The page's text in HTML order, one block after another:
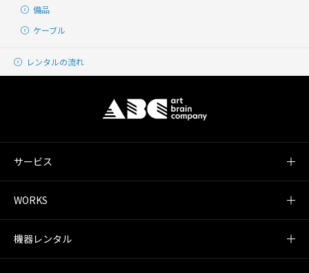
備品
ケーブル
レンタルの流れ
サービス
WORKS
機器レンタル